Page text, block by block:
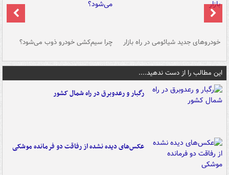
خودروهای جدید شیائومی در راه بازار چرا سیم‌کشی خودرو ذوب می‌شود؟
این مطالب را از دست ندهید....
رگبار و رعدوبرق در راه شمال کشور
عکس‌های دیده نشده از رفاقت دو فرمانده‌ موشکی